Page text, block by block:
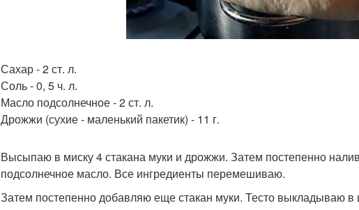
Сахар - 2 ст. л.
Соль - 0, 5 ч. л.
Масло подсолнечное - 2 ст. л.
Дрожжи (сухие - маленький пакетик) - 11 г.
Высыпаю в миску 4 стакана муки и дрожжи. Затем постепенно
подсолнечное масло. Все ингредиенты перемешиваю.
Затем постепенно добавляю еще стакан муки. Тесто выкладываю